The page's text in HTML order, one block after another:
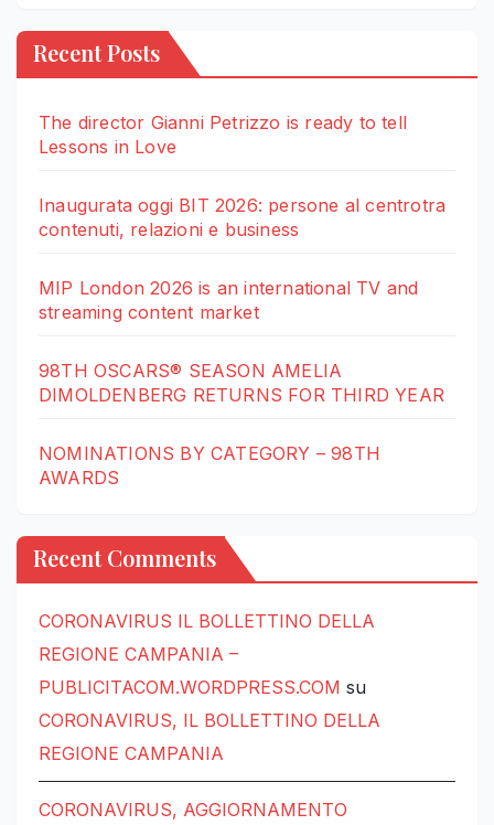
Recent Posts
The director Gianni Petrizzo is ready to tell
Lessons in Love
Inaugurata oggi BIT 2026: persone al centrotra
contenuti, relazioni e business
MIP London 2026 is an international TV and
streaming content market
98TH OSCARS® SEASON AMELIA
DIMOLDENBERG RETURNS FOR THIRD YEAR
NOMINATIONS BY CATEGORY – 98TH
AWARDS
Recent Comments
CORONAVIRUS IL BOLLETTINO DELLA
REGIONE CAMPANIA –
PUBLICITACOM.WORDPRESS.COM su
CORONAVIRUS, IL BOLLETTINO DELLA
REGIONE CAMPANIA
CORONAVIRUS, AGGIORNAMENTO